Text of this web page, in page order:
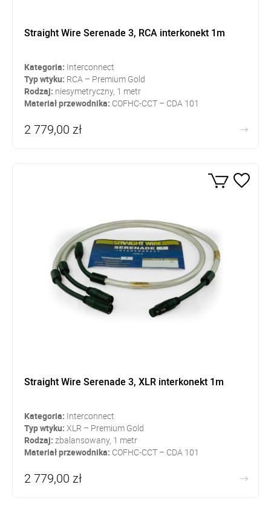
Straight Wire Serenade 3, RCA interkonekt 1m
Kategoria: Interconnect
Typ wtyku: RCA – Premium Gold
Rodzaj: niesymetryczny, 1 metr
Materiał przewodnika: COFHC-CCT – CDA 101
2 779,00 zł
Straight Wire Serenade 3, XLR interkonekt 1m
Kategoria: Interconnect
Typ wtyku: XLR – Premium Gold
Rodzaj: zbalansowany, 1 metr
Materiał przewodnika: COFHC-CCT – CDA 101
2 779,00 zł